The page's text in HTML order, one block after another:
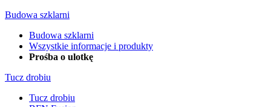
Budowa szklarni
Budowa szklarni
Wszystkie informacje i produkty
Prośba o ulotkę
Tucz drobiu
Tucz drobiu